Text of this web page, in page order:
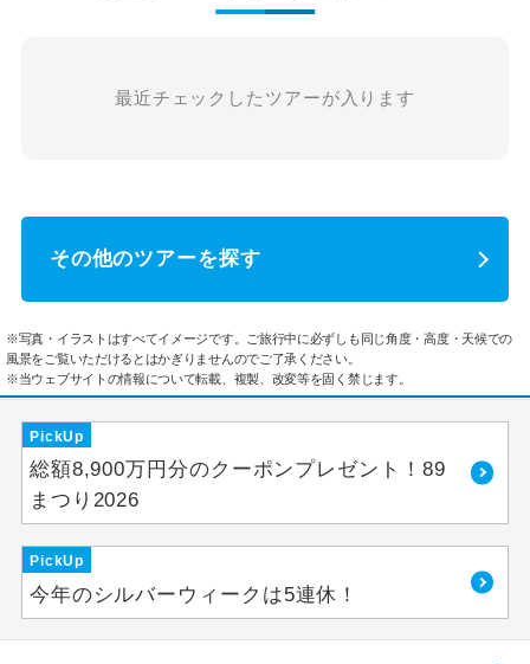
最近チェックしたツアーが入ります
その他のツアーを探す
※写真・イラストはすべてイメージです。ご旅行中に必ずしも同じ角度・高度・天候での
風景をご覧いただけるとはかぎりませんのでご了承ください。
※当ウェブサイトの情報について転載、複製、改変等を固く禁じます。
PickUp
総額8,900万円分のクーポンプレゼント！89
まつり2026
PickUp
今年のシルバーウィークは5連休！